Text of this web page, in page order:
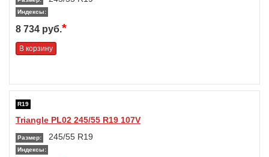
Индексы:
8 734 руб.*
В корзину
R19
Triangle PL02 245/55 R19 107V
Размер: 245/55 R19
Индексы: